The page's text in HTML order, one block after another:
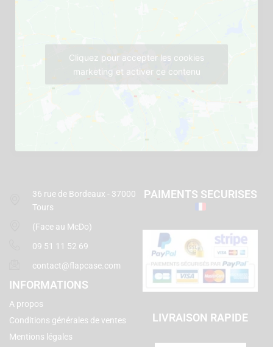
Cliquez pour accepter les cookies
marketing et activer ce contenu
36 rue de Bordeaux - 37000
Tours
(Face au McDo)
09 51 11 52 69
contact@flapcase.com
INFORMATIONS
A propos
Conditions générales de ventes
Mentions légales
PAIMENTS SECURISES
LIVRAISON RAPIDE